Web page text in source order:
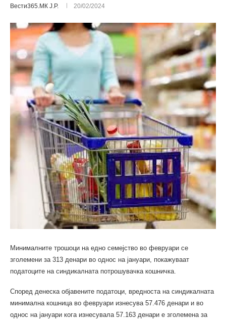
Вести365.МК Ј.Р. 20/02/2024
Минималните трошоци на едно семејство во февруари се
зголемени за 313 денари во однос на јануари, покажуваат
податоците на синдикалната потрошувачка кошничка.
Според денеска објавените податоци, вредноста на синдикалната
минимална кошница во февруари изнесува 57.476 денари и во
однос на јануари кога изнесувала 57.163 денари е зголемена за